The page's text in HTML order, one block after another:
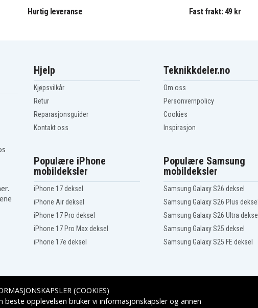
Hurtig leveranse Fast frakt: 49 kr
Hjelp
Kjøpsvilkår
Retur
Reparasjonsguider
Kontakt oss
Teknikkdeler.no
Om oss
Personvernpolicy
Cookies
Inspirasjon
Populære iPhone
mobildeksler
iPhone 17 deksel
iPhone Air deksel
iPhone 17 Pro deksel
iPhone 17 Pro Max deksel
iPhone 17e deksel
Populære Samsung
mobildeksler
Samsung Galaxy S26 deksel
Samsung Galaxy S26 Plus deksel
Samsung Galaxy S26 Ultra deksel
Samsung Galaxy S25 deksel
Samsung Galaxy S25 FE deksel
Leveringsalternativer
(COOKIES)
beste opplevelsen bruker vi informasjonskapsler og annen